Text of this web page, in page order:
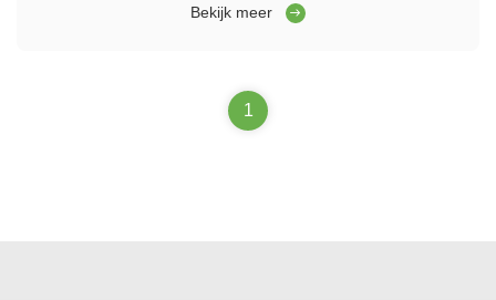
industriestandaarden te doorbreken op het gebied van
Bekijk meer
1